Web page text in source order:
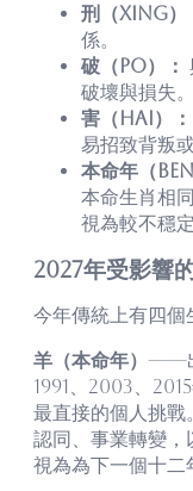
刑（Xing）
係。
破（Po）：
破壞與損失。
害（Hai）：
易招致背叛
本命年（
本命生肖相
視為較不穩
2027年受影響
今年傳統上有四個
羊（本命年） ——出
1991、2003、
最直接的個人挑
認同、事業轉變
視為為下一個十二